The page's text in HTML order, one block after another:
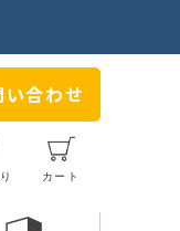
い合わせ
カート